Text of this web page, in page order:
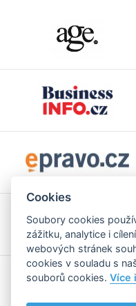
Cookies
Soubory cookies
zážitku, analytice i
webových stránek
cookies v souladu s
souborů cookies.Více